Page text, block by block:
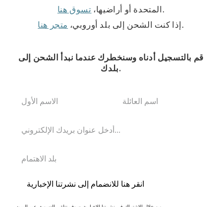
المتحدة أو أراضيها، تسوق هنا
.
إذا كنت الشحن إلى بلد أوروبي، متجر هنا .
قم بالتسجيل أدناه وسنخطرك عندما نبدأ الشحن إلى
بلدك.
انقر هنا للانضمام إلى نشرتنا الإخبارية